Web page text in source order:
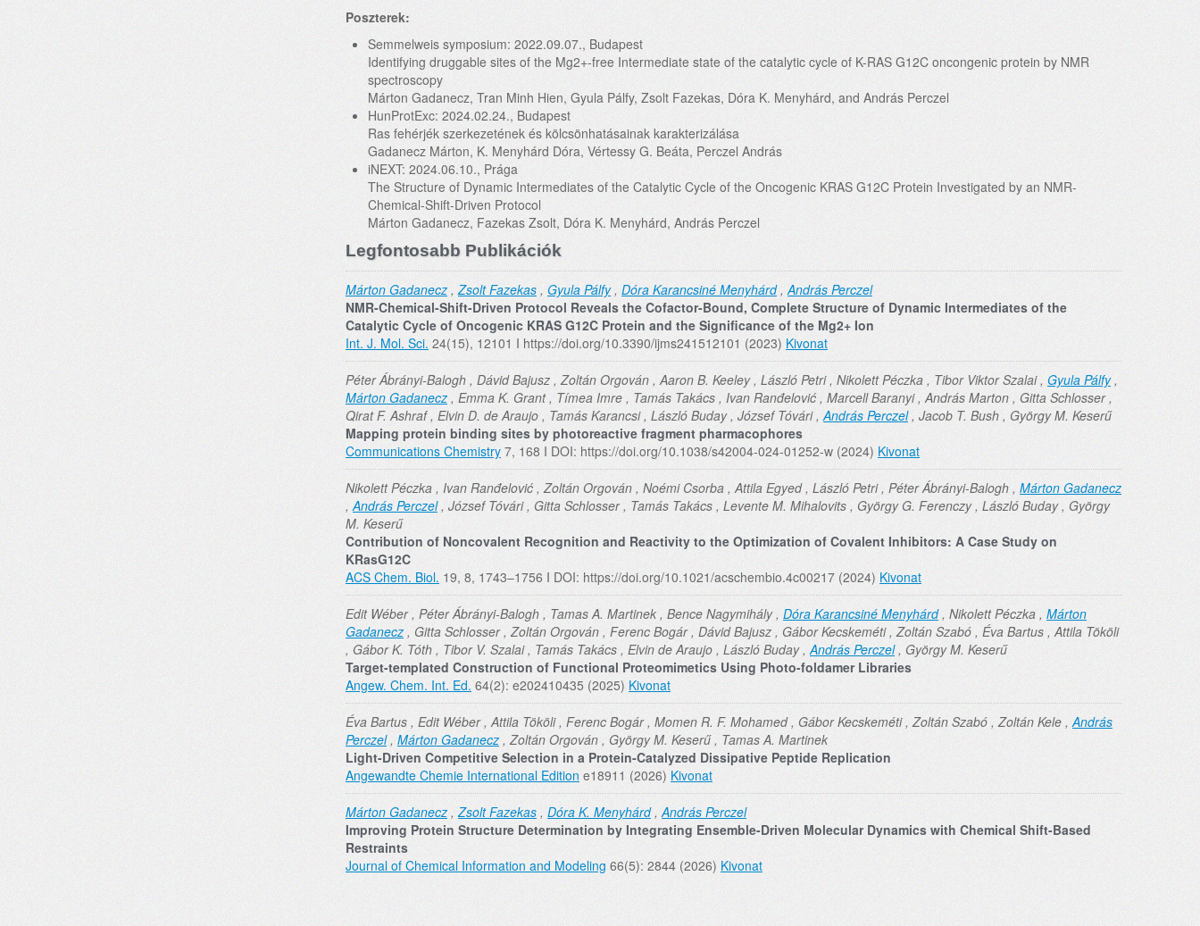
Poszterek:
Semmelweis symposium: 2022.09.07., Budapest
Identifying druggable sites of the Mg2+-free Intermediate state of the catalytic cycle of K-RAS G12C oncongenic protein by NMR
spectroscopy
Márton Gadanecz, Tran Minh Hien, Gyula Pálfy, Zsolt Fazekas, Dóra K. Menyhárd, and András Perczel
HunProtExc: 2024.02.24., Budapest
Ras fehérjék szerkezetének és kölcsönhatásainak karakterizálása
Gadanecz Márton, K. Menyhárd Dóra, Vértessy G. Beáta, Perczel András
iNEXT: 2024.06.10., Prága
The Structure of Dynamic Intermediates of the Catalytic Cycle of the Oncogenic KRAS G12C Protein Investigated by an NMR-
Chemical-Shift-Driven Protocol
Márton Gadanecz, Fazekas Zsolt, Dóra K. Menyhárd, András Perczel
Legfontosabb Publikációk
Márton Gadanecz ,Zsolt Fazekas , Gyula Pálfy, Dóra Karancsiné Menyhárd,András Perczel
NMR-Chemical-Shift-Driven Protocol Reveals the Cofactor-Bound, Complete Structure of Dynamic Intermediates of the
Catalytic Cycle of Oncogenic KRAS G12C Protein and the Significance of the Mg2+ Ion
Int. J. Mol. Sci. 24(15), 12101 I https://doi.org/10.3390/ijms241512101 (2023) Kivonat
Péter Ábrányi-Balogh , Dávid Bajusz , Zoltán Orgován , Aaron B. Keeley , László Petri , Nikolett Péczka , Tibor Viktor Szalai , Gyula Pálfy,
Márton Gadanecz , Emma K. Grant , Tímea Imre , Tamás Takács , Ivan Ranđelović , Marcell Baranyi , András Marton , Gitta Schlosser ,
Qirat F. Ashraf , Elvin D. de Araujo , Tamás Karancsi , László Buday , József Tóvári ,András Perczel, Jacob T. Bush , György M. Keserű
Mapping protein binding sites by photoreactive fragment pharmacophores
Communications Chemistry 7, 168 I DOI: https://doi.org/10.1038/s42004-024-01252-w (2024) Kivonat
Nikolett Péczka , Ivan Ranđelović , Zoltán Orgován , Noémi Csorba , Attila Egyed , László Petri , Péter Ábrányi-Balogh , Márton Gadanecz
,András Perczel, József Tóvári , Gitta Schlosser , Tamás Takács , Levente M. Mihalovits , György G. Ferenczy , László Buday , György
M. Keserű
Contribution of Noncovalent Recognition and Reactivity to the Optimization of Covalent Inhibitors: A Case Study on
KRasG12C
ACS Chem. Biol. 19, 8, 1743–1756 I DOI: https://doi.org/10.1021/acschembio.4c00217 (2024) Kivonat
Edit Wéber , Péter Ábrányi-Balogh , Tamas A. Martinek , Bence Nagymihály , Dóra Karancsiné Menyhárd, Nikolett Péczka , Márton
Gadanecz , Gitta Schlosser , Zoltán Orgován , Ferenc Bogár , Dávid Bajusz , Gábor Kecskeméti , Zoltán Szabó , Éva Bartus , Attila Tököli
, Gábor K. Tóth , Tibor V. Szalai , Tamás Takács , Elvin de Araujo , László Buday ,András Perczel, György M. Keserű
Target-templated Construction of Functional Proteomimetics Using Photo-foldamer Libraries
Angew. Chem. Int. Ed. 64(2): e202410435 (2025) Kivonat
Éva Bartus , Edit Wéber , Attila Tököli , Ferenc Bogár , Momen R. F. Mohamed , Gábor Kecskeméti , Zoltán Szabó , Zoltán Kele ,András
Perczel, Márton Gadanecz , Zoltán Orgován , György M. Keserű , Tamas A. Martinek
Light-Driven Competitive Selection in a Protein-Catalyzed Dissipative Peptide Replication
Angewandte Chemie International Edition e18911 (2026) Kivonat
Márton Gadanecz ,Zsolt Fazekas , Dóra K. Menyhárd,András Perczel
Improving Protein Structure Determination by Integrating Ensemble-Driven Molecular Dynamics with Chemical Shift-Based
Restraints
Journal of Chemical Information and Modeling 66(5): 2844 (2026) Kivonat